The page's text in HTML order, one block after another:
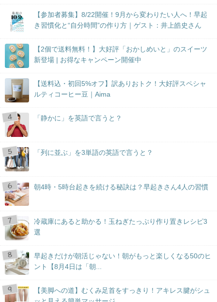
【参加者募集】8/22開催！9月から変わりたい人へ！早起
き習慣化と“自分時間”の作り方｜ゲスト：井上皓史さん
【2個で送料無料！】大好評「おかしめいと」のスイーツ
新登場 | お得なキャンペーン開催中
【送料込・初回5%オフ】訳ありおトク！大好評スペシャ
ルティコーヒー豆｜Aima
「静かに」を英語で言うと？
「列に並ぶ」を3単語の英語で言うと？
朝4時・5時台起きを続ける秘訣は？早起きさん4人の習慣
冷蔵庫にあると助かる！玉ねぎたっぷり作り置きレシピ3
選
早起きだけが朝活じゃない！朝がもっと楽しくなる50のヒ
ント【8月4日は「朝...
【美脚への道】むくみ足首をすっきり！アキレス腱がシュ